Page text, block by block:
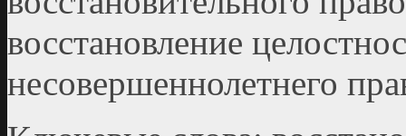
восстановление
несовершеннолетнего